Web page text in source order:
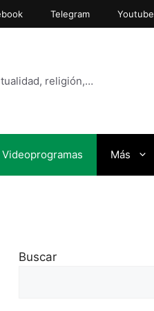
Telegram Youtube
religión,…
Videoprogramas Más
Buscar